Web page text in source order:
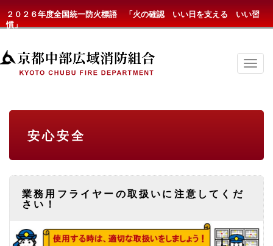
２０２６年度全国統一防火標語 「火の確認 いい日を支える いい習
慣」
京
都
メ
安心安全
業務用フライヤーの取扱いに注意してくだ
さい！